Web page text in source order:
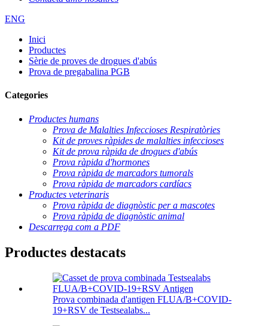
ENG
Inici
Productes
Sèrie de proves de drogues d'abús
Prova de pregabalina PGB
Categories
Productes humans
Prova de Malalties Infeccioses Respiratòries
Kit de proves ràpides de malalties infeccioses
Kit de prova ràpida de drogues d'abús
Prova ràpida d'hormones
Prova ràpida de marcadors tumorals
Prova ràpida de marcadors cardíacs
Productes veterinaris
Prova ràpida de diagnòstic per a mascotes
Prova ràpida de diagnòstic animal
Descarrega com a PDF
Productes destacats
Prova combinada d'antigen FLUA/B+COVID-
19+RSV de Testsealabs...